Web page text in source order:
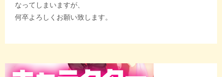
なってしまいますが、
何卒よろしくお願い致します。